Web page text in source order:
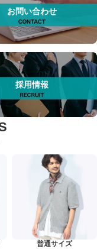
お問い合わせ
採用情報
普通サイズ